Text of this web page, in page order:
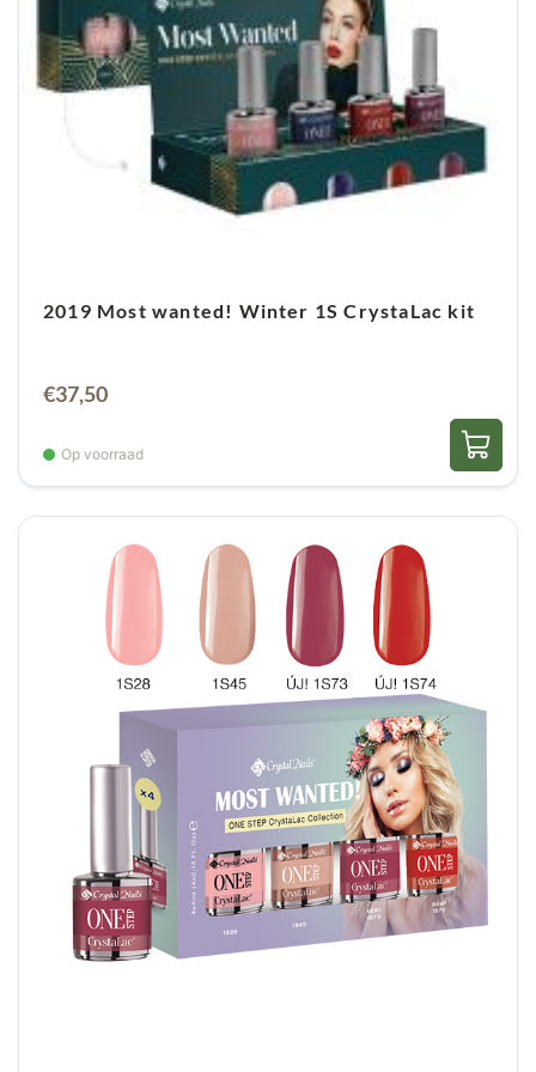
die bekendstaan om hun voedende werking.
Avocado-olie hydrateert intensief en houdt de
nagels soepel, terwijl panthenol de natuurlijke
glans versterkt en het herstel van beschadigde
nagels bevordert. Hierdoorzien je nagels er niet
alleen gezonder uit, maar voelen ze ook sterker
product vanaf ongeveertwee centimeter afstand
stoffen optimaal hun werk kunnen doen. Eén
350 toepassingen
wat deze spray
zuinig, praktisch en duurzaam
Ten slottekiest Footlogix bewust voor een
diervriendelijke formule
. Het merk test geen
producten op dieren
, wat de spray geschikt
maakt voor iedereen die bewust wil omgaan met
verzorging en duurzaamheid.
, Footlogix Toe Nail Tincture biedt een
actieve en betrouwbare oplossingtegen
schimmel, verkleuring en uitdroging van
teennagels. Met regelmatig gebruik geniet je van
sterke, gezonde en glanzende nagels, én van een
frisse, soepele huid tussen de tenen– elke dag
opnieuw.
2019 Most wanted! Winter 1S CrystaLac kit
€37,50
Op voorraad